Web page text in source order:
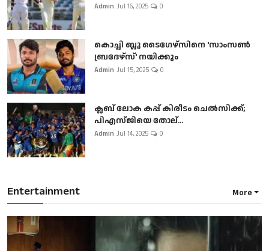
Admin Jul 16, 2025 0
കൊച്ചി ബ്ലൂ ടൈഗേഴ്സിനെ 'സാംസൺ
ബ്രദേഴ്സ്' നയിക്കും
Admin Jul 15, 2025 0
ക്ലബ് ലോക കപ്പ് കിരീടം ചെല്‍സിക്ക്;
പിഎസ്ജിയെ തോല്...
Admin Jul 14, 2025 0
Entertainment More